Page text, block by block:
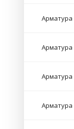
Арматура
Арматура
Арматура
Арматура